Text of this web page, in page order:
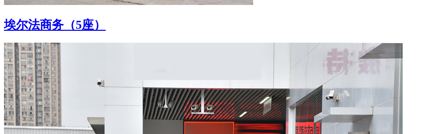
埃尔法商务（5座）